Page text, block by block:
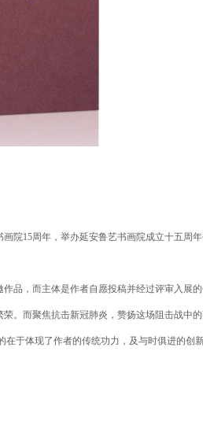
院15周年，举办延安鲁艺书画院成立十五周
品，而主体是作者自愿投稿并经过评审入展
。而聚焦抗击新冠肺炎，赞扬这场阻击战中
于体现了作者的传统功力，及与时俱进的创